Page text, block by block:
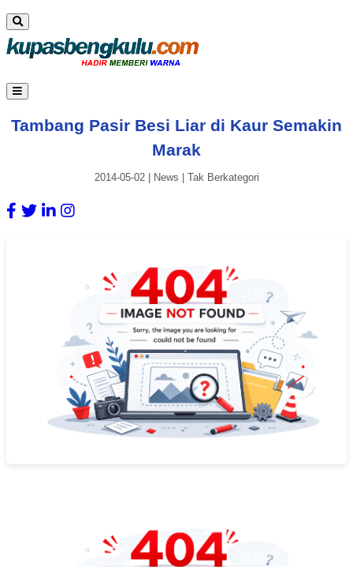
Tambang Pasir Besi Liar di Kaur Semakin
Marak
2014-05-02| News Tak Berkategori